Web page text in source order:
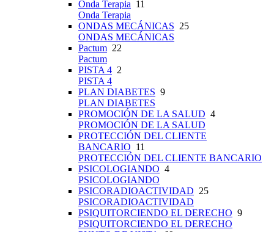
Onda Terapia 11
Onda Terapia
ONDAS MECÁNICAS 25
ONDAS MECÁNICAS
Pactum 22
Pactum
PISTA 4 2
PISTA 4
PLAN DIABETES 9
PLAN DIABETES
PROMOCIÓN DE LA SALUD 4
PROMOCIÓN DE LA SALUD
PROTECCIÓN DEL CLIENTE
BANCARIO 11
PROTECCIÓN DEL CLIENTE BANCARIO
PSICOLOGIANDO 4
PSICOLOGIANDO
PSICORADIOACTIVIDAD 25
PSICORADIOACTIVIDAD
PSIQUITORCIENDO EL DERECHO 9
PSIQUITORCIENDO EL DERECHO